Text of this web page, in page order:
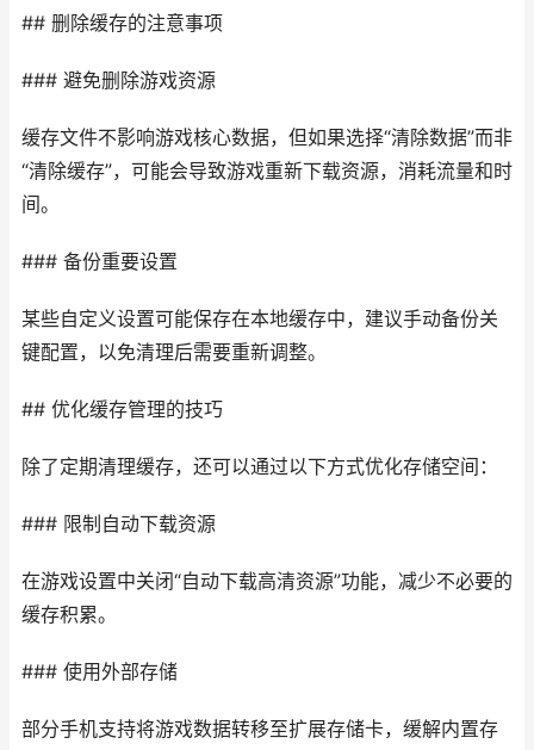
## 删除缓存的注意事项
### 避免删除游戏资源
缓存文件不影响游戏核心数据，但如果选择“清除数据”而非
“清除缓存”，可能会导致游戏重新下载资源，消耗流量和时
间。
### 备份重要设置
某些自定义设置可能保存在本地缓存中，建议手动备份关
键配置，以免清理后需要重新调整。
## 优化缓存管理的技巧
除了定期清理缓存，还可以通过以下方式优化存储空间：
### 限制自动下载资源
在游戏设置中关闭“自动下载高清资源”功能，减少不必要的
缓存积累。
### 使用外部存储
部分手机支持将游戏数据转移至扩展存储卡，缓解内置存